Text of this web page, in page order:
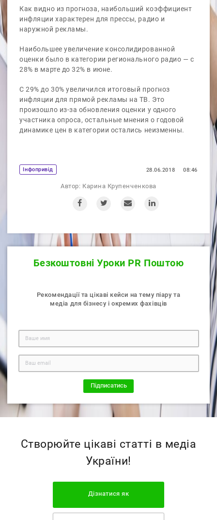
Как видно из прогноза, наибольший коэффициент
инфляции характерен для прессы, радио и
наружной рекламы.
Наибольшее увеличение консолидированной
оценки было в категории регионального радио — с
28% в марте до 32% в июне.
С 29% до 30% увеличился итоговый прогноз
инфляции для прямой рекламы на ТВ. Это
произошло из-за обновления оценки у одного
участника опроса, остальные мнения о годовой
динамике цен в категории остались неизменны.
Iнфопривід 28.06.2018 08:46
Автор: Карина Крупенченкова
Безкоштовнi Уроки PR Поштою
Рекомендації та цікаві кейси на тему піару та
медiа для бізнесу і окремих фахiвцiв
Створюйте цікаві статті в медіа
України!
Дізнатися як